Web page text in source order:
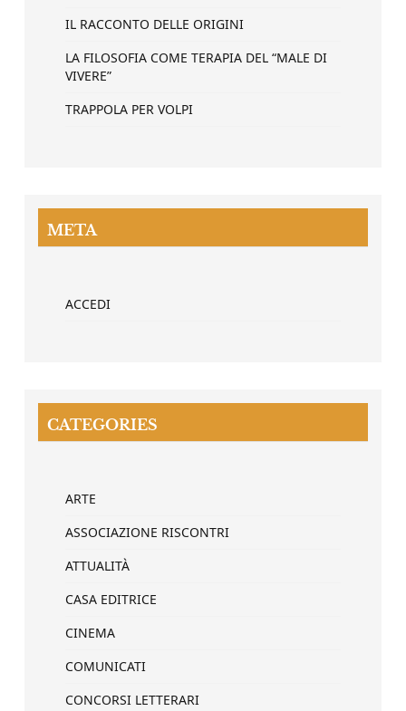
IL RACCONTO DELLE ORIGINI
LA FILOSOFIA COME TERAPIA DEL “MALE DI
VIVERE”
TRAPPOLA PER VOLPI
META
ACCEDI
CATEGORIES
ARTE
ASSOCIAZIONE RISCONTRI
ATTUALITÀ
CASA EDITRICE
CINEMA
COMUNICATI
CONCORSI LETTERARI